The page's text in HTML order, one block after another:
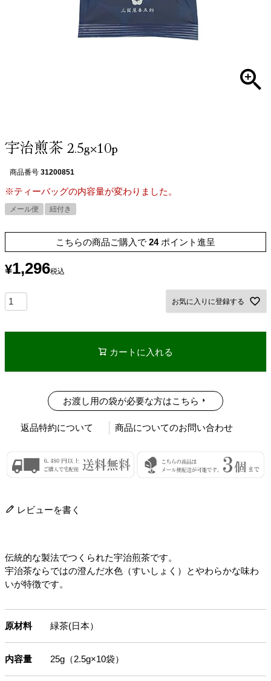
宇治煎茶 2.5g×10p
商品番号 31200851
※ティーバッグの内容量が変わりました。
メール便 紐付き
こちらの商品ご購入で 24 ポイント進呈
¥1,296税込
お気に入りに登録する
カートに入れる
お渡し用の袋が必要な方はこちら
返品特約について 商品についてのお問い合わせ
レビューを書く
伝統的な製法でつくられた宇治煎茶です。
宇治茶ならではの澄んだ水色（すいしょく）とやわらかな味わ
いが特徴です。
原材料 緑茶(日本）
内容量 25g（2.5g×10袋）